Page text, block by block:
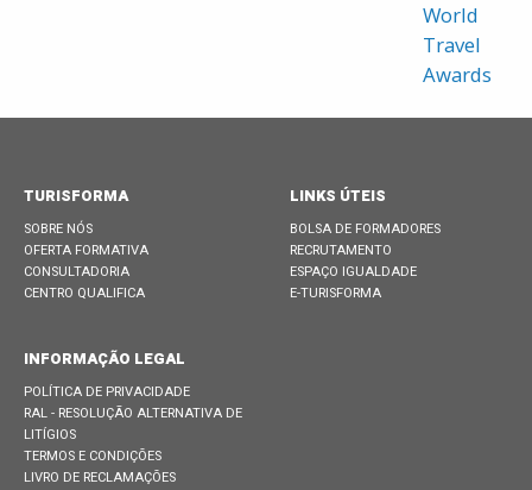
World
Travel
Awards
TURISFORMA
SOBRE NÓS
OFERTA FORMATIVA
CONSULTADORIA
CENTRO QUALIFICA
LINKS ÚTEIS
BOLSA DE FORMADORES
RECRUTAMENTO
ESPAÇO IGUALDADE
E-TURISFORMA
INFORMAÇÃO LEGAL
POLÍTICA DE PRIVACIDADE
RAL - RESOLUÇÃO ALTERNATIVA DE
LITÍGIOS
TERMOS E CONDIÇÕES
LIVRO DE RECLAMAÇÕES